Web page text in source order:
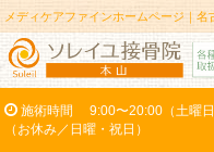
メディケアファインホームページ｜
施術時間
9:00〜20:00（土曜
（お休み／日曜・祝日）